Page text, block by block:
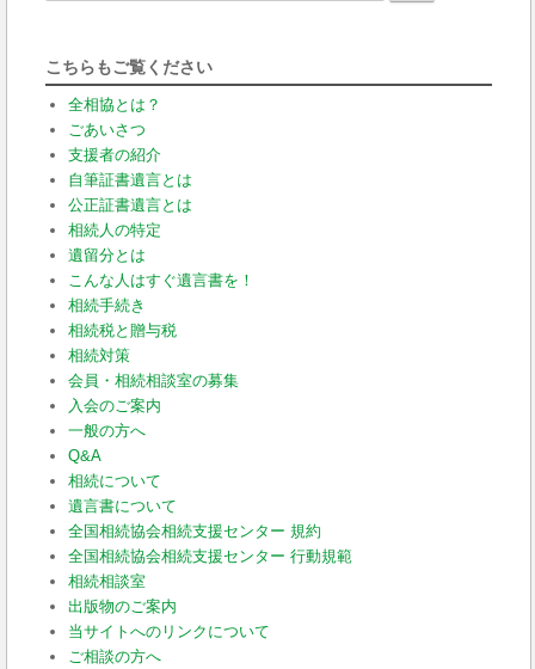
こちらもご覧ください
全相協とは？
ごあいさつ
支援者の紹介
自筆証書遺言とは
公正証書遺言とは
相続人の特定
遺留分とは
こんな人はすぐ遺言書を！
相続手続き
相続税と贈与税
相続対策
会員・相続相談室の募集
入会のご案内
一般の方へ
Q&A
相続について
遺言書について
全国相続協会相続支援センター 規約
全国相続協会相続支援センター 行動規範
相続相談室
出版物のご案内
当サイトへのリンクについて
ご相談の方へ